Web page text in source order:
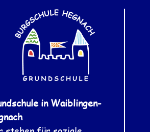
in Waiblingen-